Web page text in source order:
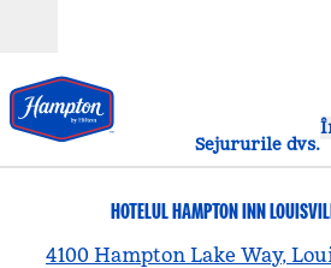
Sejururile dvs.
HOTELUL HAMPTON INN
4100 Hampton Lake Way,